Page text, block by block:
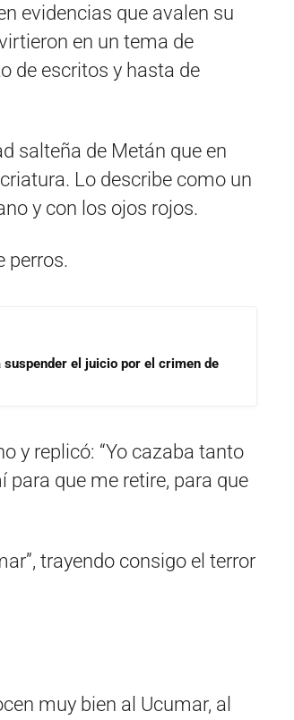
evidencias que avalen su
en un tema de
de escritos y hasta de
salteña de Metán que en
Lo describe como un
y con los ojos rojos.
perros.
suspender el juicio por el crimen de
y replicó: “Yo cazaba tanto
que me retire, para que
trayendo consigo el terror
muy bien al Ucumar, al